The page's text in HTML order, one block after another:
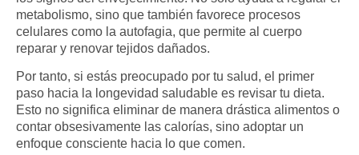
metabolismo, sino que también favorece procesos
celulares como la autofagia, que permite al cuerpo
reparar y renovar tejidos dañados.
Por tanto, si estás preocupado por tu salud, el primer
paso hacia la longevidad saludable es revisar tu dieta.
Esto no significa eliminar de manera drástica alimentos o
contar obsesivamente las calorías, sino adoptar un
enfoque consciente hacia lo que comen.